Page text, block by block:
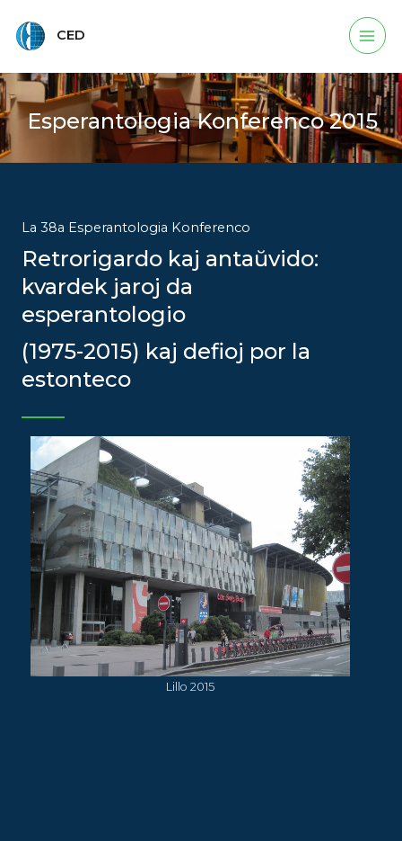
content
CED
Main
Esperantologia Konferenco 2015
La 38a Esperantologia Konferenco
Retrorigardo kaj antaŭvido:
kvardek jaroj da
esperantologio
(1975-2015) kaj defioj por la
estonteco
Lillo 2015